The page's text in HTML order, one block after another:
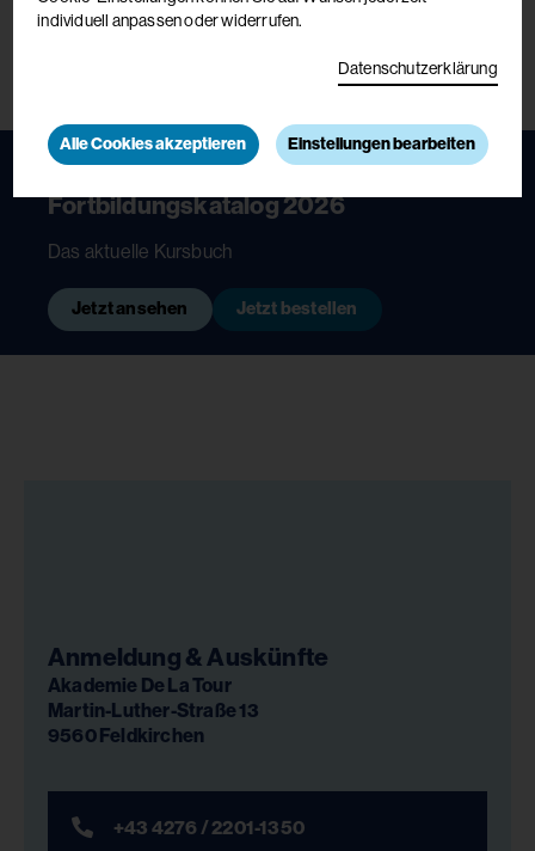
Fortbildungskatalog 2026
Das aktuelle Kursbuch
Jetzt ansehen Jetzt bestellen
Anmeldung & Auskünfte
Akademie De La Tour
Martin-Luther-Straße 13
9560 Feldkirchen
+43 4276 / 2201-1350
individuell anpassen oder widerrufen.
Datenschutzerklärung
Alle Cookies akzeptieren Einstellungen bearbeiten